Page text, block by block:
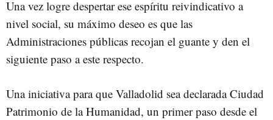
Una vez logre despertar ese espíritu reivindicativo a
nivel social, su máximo deseo es que las
Administraciones públicas recojan el guante y den el
siguiente paso a este respecto.
Una iniciativa para que Valladolid sea declarada Ciudad
Patrimonio de la Humanidad, un primer paso desde el